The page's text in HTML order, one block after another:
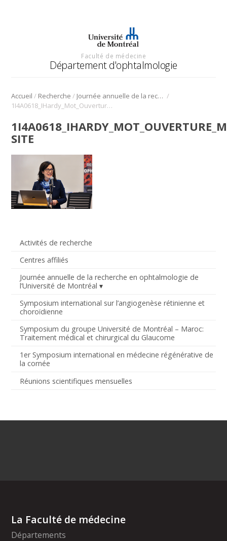
Faculté de médecine
Département d'ophtalmologie
Accueil / Recherche / Journée annuelle de la recherche en ophtalmologie de l’Université de Montréal /
1I4A0618_IHardy_Mot_Ouverture_miniature site
Activités de recherche
Centres affiliés
Journée annuelle de la recherche en ophtalmologie de
l’Université de Montréal
Symposium international sur l’angiogenèse rétinienne et
choroïdienne
Symposium du groupe Université de Montréal – Maroc:
Traitement médical et chirurgical du Glaucome
1er Symposium international en médecine régénérative de
la cornée
Réunions scientifiques mensuelles
SITE
La Faculté de médecine
Départements